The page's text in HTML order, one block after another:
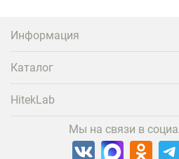
Информация
Каталог
HitekLab
Мы на связи в